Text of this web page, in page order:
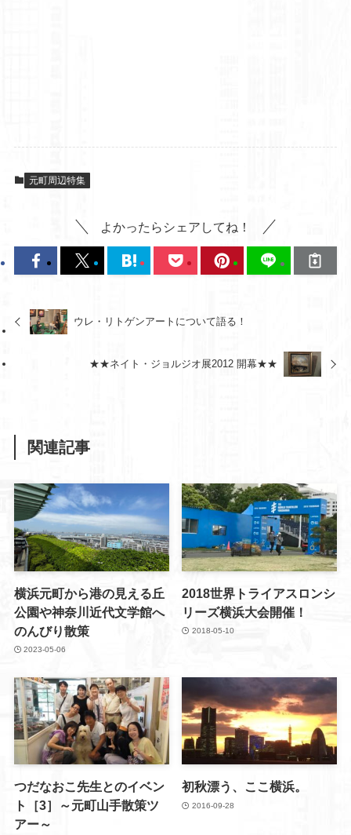
元町周辺特集
よかったらシェアしてね！
ウレ・リトゲンアートについて語る！
★★ネイト・ジョルジオ展2012 開幕★★
関連記事
横浜元町から港の見える丘
公園や神奈川近代文学館へ
のんびり散策
2023-05-06
2018世界トライアスロンシ
リーズ横浜大会開催！
2018-05-10
つだなおこ先生とのイベン
ト［3］～元町山手散策ツ
アー～
初秋漂う、ここ横浜。
2016-09-28